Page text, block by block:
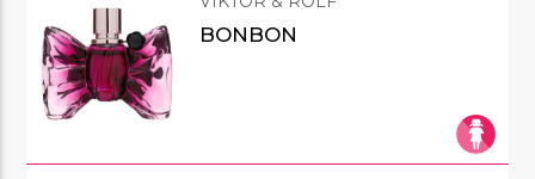
BONBON